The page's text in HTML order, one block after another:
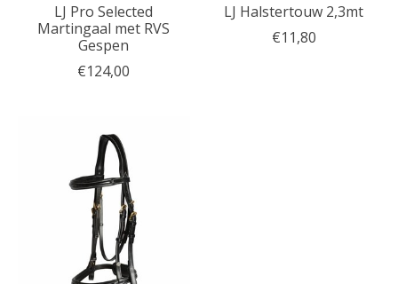
LJ Pro Selected
Martingaal met RVS
Gespen
€124,00
LJ Halstertouw 2,3mt
€11,80